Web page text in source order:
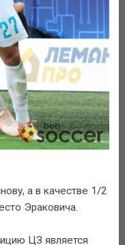
а в качестве 1/2
Эраковича.
ЦЗ является